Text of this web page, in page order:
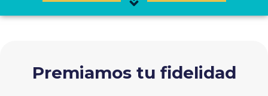
Premiamos tu fidelidad